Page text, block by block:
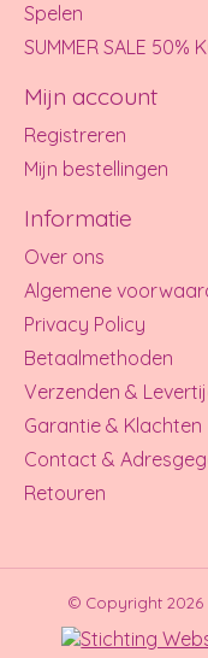
Spelen
SUMMER SALE 50%
Mijn account
Registreren
Mijn bestellingen
Informatie
Over ons
Algemene
Privacy Policy
Betaalmethoden
Verzenden &
Garantie & Klachten
Contact &
Retouren
© Copyright 2026